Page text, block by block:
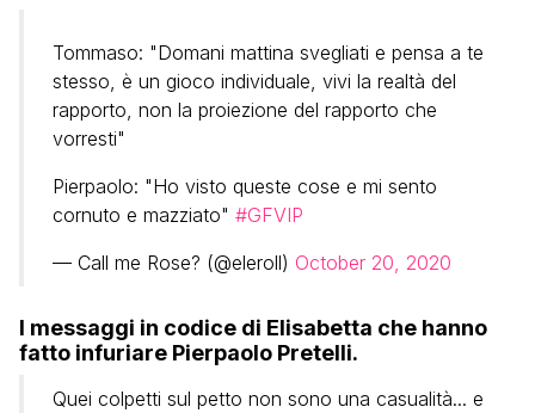
Tommaso: "Domani mattina svegliati e pensa a te
stesso, è un gioco individuale, vivi la realtà del
rapporto, non la proiezione del rapporto che
vorresti"
Pierpaolo: "Ho visto queste cose e mi sento
cornuto e mazziato" #GFVIP
— Call me Rose? (@eleroll) October 20, 2020
I messaggi in codice di Elisabetta che hanno
fatto infuriare Pierpaolo Pretelli.
Quei colpetti sul petto non sono una casualità... e